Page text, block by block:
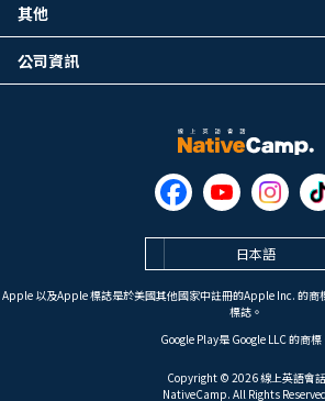
日本語
Apple 以及Apple 標誌是於美國其他國家中註冊的Apple Inc. 的
標誌。
Google Play是 Google LLC 的商標
Copyright © 2026 線上英語會話
NativeCamp. All Rights
其他
公司資訊